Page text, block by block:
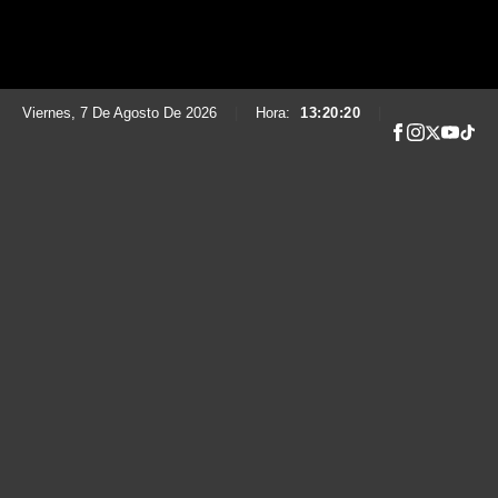
Viernes, 7 De Agosto De 2026 Hora: 13:20:21